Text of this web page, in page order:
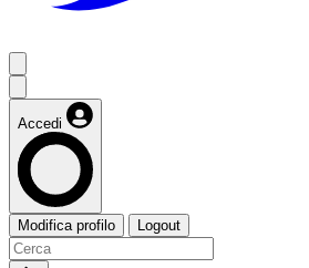
Accedi
Modifica profilo Logout